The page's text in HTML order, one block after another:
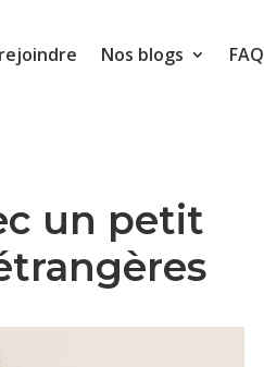
Nos blogs FAQ
un petit